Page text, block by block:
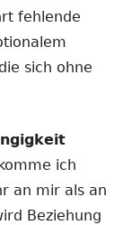
fehlende
sich ohne
ich
an mir als an
Beziehung